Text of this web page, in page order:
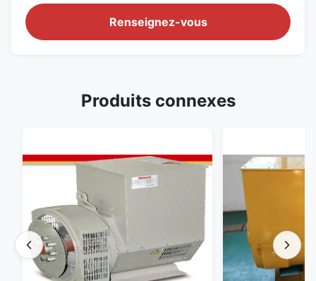
Renseignez-vous
Produits connexes